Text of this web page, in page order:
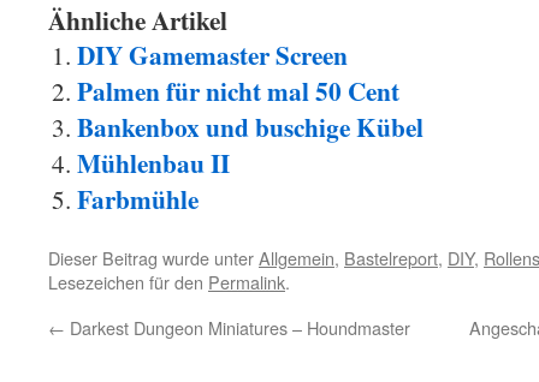
Ähnliche Artikel
DIY Gamemaster Screen
Palmen für nicht mal 50 Cent
Bankenbox und buschige Kübel
Mühlenbau II
Farbmühle
Dieser Beitrag wurde unterAllgemein, Bastelreport, DIY,
Lesezeichen für den Permalink.
← Darkest Dungeon Miniatures – Houndmaster